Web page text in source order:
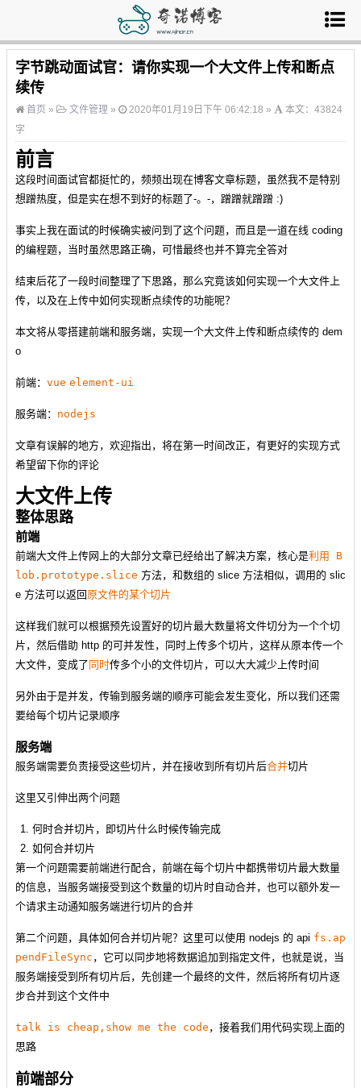
字节跳动面试官：请你实现一个大文件上传和断点
续传
首页 » 文件管理 » 2020年01月19日下午 06:42:18 »
本文：43824
字
前言
这段时间面试官都挺忙的，频频出现在博客文章标题，虽然我不是特别
想蹭热度，但是实在想不到好的标题了-。-，蹭蹭就蹭蹭 :)
事实上我在面试的时候确实被问到了这个问题，而且是一道在线 coding
的编程题，当时虽然思路正确，可惜最终也并不算完全答对
结束后花了一段时间整理了下思路，那么究竟该如何实现一个大文件上
传，以及在上传中如何实现断点续传的功能呢？
本文将从零搭建前端和服务端，实现一个大文件上传和断点续传的 dem
o
前端： vue element-ui
服务端： nodejs
文章有误解的地方，欢迎指出，将在第一时间改正，有更好的实现方式
希望留下你的评论
大文件上传
整体思路
前端
前端大文件上传网上的大部分文章已经给出了解决方案，核心是利用 B
lob.prototype.slice 方法，和数组的 slice 方法相似，调用的 slic
e 方法可以返回 原文件的某个切片
这样我们就可以根据预先设置好的切片最大数量将文件切分为一个个切
片，然后借助 http 的可并发性，同时上传多个切片，这样从原本传一个
大文件，变成了 同时传多个小的文件切片，可以大大减少上传时间
另外由于是并发，传输到服务端的顺序可能会发生变化，所以我们还需
要给每个切片记录顺序
服务端
服务端需要负责接受这些切片，并在接收到所有切片后合并切片
这里又引伸出两个问题
何时合并切片，即切片什么时候传输完成
如何合并切片
第一个问题需要前端进行配合，前端在每个切片中都携带切片最大数量
的信息，当服务端接受到这个数量的切片时自动合并，也可以额外发一
个请求主动通知服务端进行切片的合并
第二个问题，具体如何合并切片呢？这里可以使用 nodejs 的 api fs.ap
pendFileSync ，它可以同步地将数据追加到指定文件，也就是说，当
服务端接受到所有切片后，先创建一个最终的文件，然后将所有切片逐
步合并到这个文件中
talk is cheap,show me the code ，接着我们用代码实现上面的
思路
前端部分